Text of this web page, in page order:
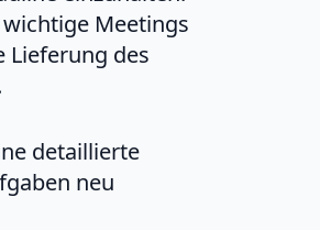
Meetings
Lieferung des
detaillierte
neu